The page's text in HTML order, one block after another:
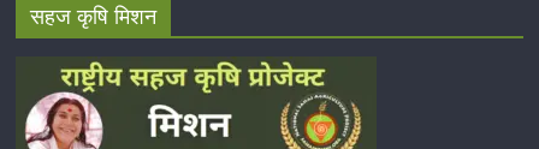
सहज कृषि मिशन